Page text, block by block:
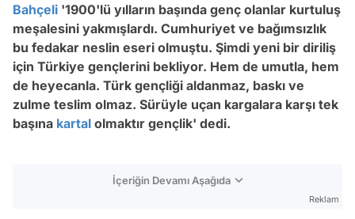
Bahçeli '1900'lü yılların başında genç olanlar kurtuluş
meşalesini yakmışlardı. Cumhuriyet ve bağımsızlık
bu fedakar neslin eseri olmuştu. Şimdi yeni bir diriliş
için Türkiye gençlerini bekliyor. Hem de umutla, hem
de heyecanla. Türk gençliği aldanmaz, baskı ve
zulme teslim olmaz. Sürüyle uçan kargalara karşı tek
başına kartal olmaktır gençlik' dedi.
İçeriğin Devamı Aşağıda
Reklam